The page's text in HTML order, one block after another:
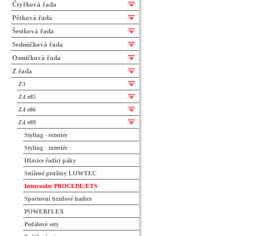
Čtyřková řada
Pětková řada
Šestková řada
Sedmičková řada
Osmičková řada
Z řada
Z3
Z4 e85
Z4 e86
Z4 e89
Styling - exteriér
Styling - interiér
Hlavice řadící páky
Snížené pružiny LOWTEC
Intercooler PROCEDE/ETS
Sportovní brzdové hadice
POWERFLEX
Pedálové sety